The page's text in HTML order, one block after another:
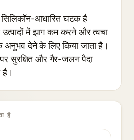
आधारित घटक है
उत्पादों में झाग कम करने और त्वचा
अनुभव देने के लिए किया जाता है।
सुरक्षित और गैर-जलन पैदा
है।
है